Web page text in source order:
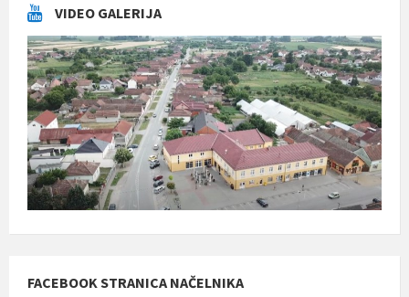
VIDEO GALERIJA
FACEBOOK STRANICA NAČELNIKA